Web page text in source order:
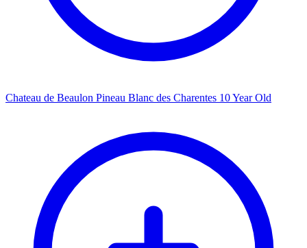
Chateau de Beaulon Pineau Blanc des Charentes 10 Year Old